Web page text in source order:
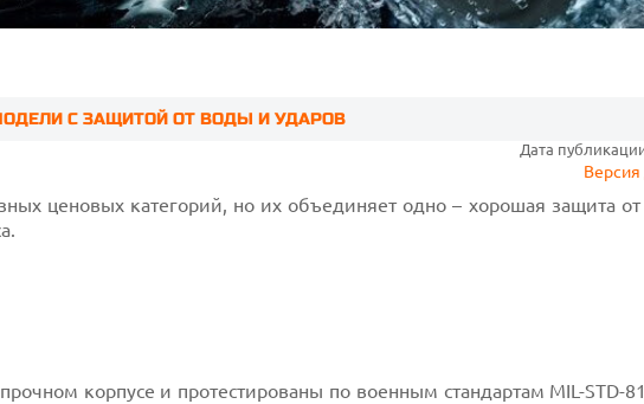
С ЗАЩИТОЙ ОТ ВОДЫ И УДАРОВ
Дата
Версия
ценовых категорий, но их объединяет одно – хорошая защита
корпусе и протестированы по военным стандартам MIL-STD-